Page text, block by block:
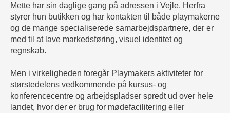
Mette har sin daglige gang på adressen i Vejle. Herfra
styrer hun butikken og har kontakten til både playmakerne
og de mange specialiserede samarbejdspartnere, der er
med til at lave markedsføring, visuel identitet og
regnskab.
Men i virkeligheden foregår Playmakers aktiviteter for
størstedelens vedkommende på kursus- og
konferencecentre og arbejdspladser spredt ud over hele
landet, hvor der er brug for mødefacilitering eller